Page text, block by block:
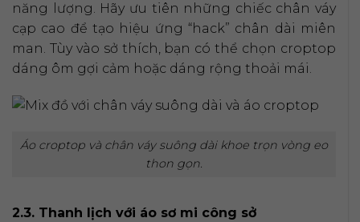
năng lượng. Hãy ưu tiên những chiếc chân váy
cạp cao để tạo hiệu ứng “hack” chân dài miên
man. Tùy vào sở thích, bạn có thể chọn croptop
dáng ôm gợi cảm hoặc dáng rộng thoải mái.
Áo croptop và chân váy suông dài khoe trọn vòng eo
thon gọn.
2.3. Thanh lịch với áo sơ mi công sở